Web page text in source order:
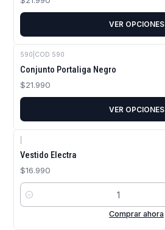
VER OPCIONES
590 COD 590
Conjunto Portaliga Negro
$21.990
VER OPCIONES
Vestido Electra
$16.990
Cantidad
Comprar ahora